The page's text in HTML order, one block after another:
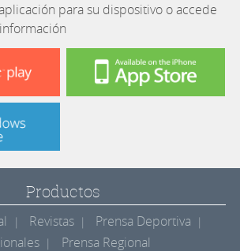
para su dispositivo o accede
Productos
Revistas
Prensa Deportiva
Prensa Regional